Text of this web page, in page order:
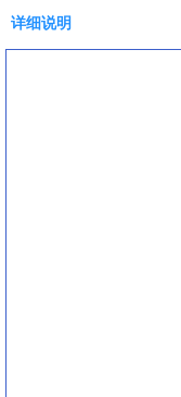
详细说明